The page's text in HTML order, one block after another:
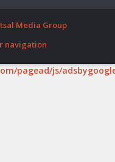
Media Group
navigation
pagead/js/